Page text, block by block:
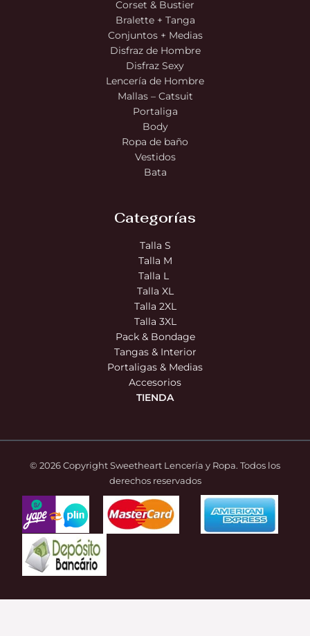
Corset & Bustier
Bralette + Tanga
Conjuntos + Medias
Disfraz de Hombre
Disfraz Sexy
Lencería de Hombre
Mallas – Catsuit
Portaliga
Body
Ropa de baño
Vestidos
Bata
Categorías
Talla S
Talla M
Talla L
Talla XL
Talla 2XL
Talla 3XL
Pack & Bondage
Tangas & Interior
Portaligas & Medias
Accesorios
TIENDA
© 2026 Copyright Sweetheart Lencería y Ropa. Todos los
derechos reservados